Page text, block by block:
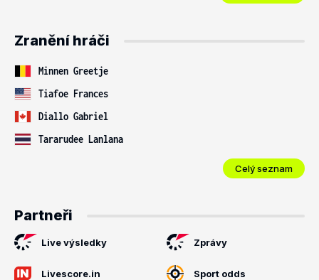
Zranění hráči
Minnen Greetje
Tiafoe Frances
Diallo Gabriel
Tararudee Lanlana
Celý seznam
Partneři
Live výsledky Zprávy
Livescore.in Sport odds